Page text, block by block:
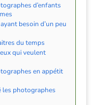
d’enfants
besoin d’un peu
du temps
qui veulent
en appétit
les photographes